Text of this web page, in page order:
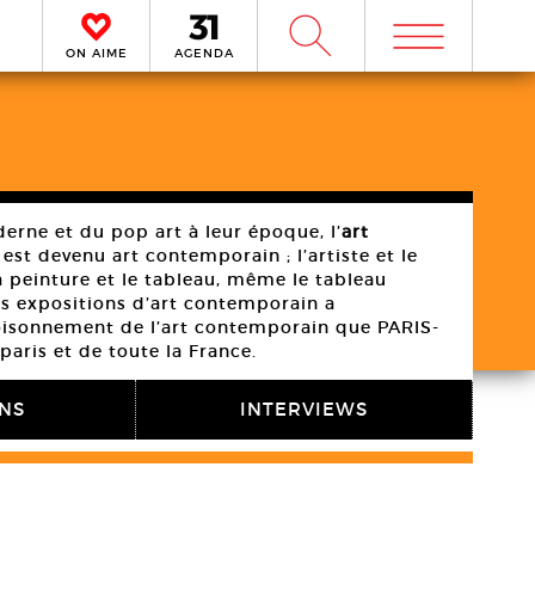
ON AIME AGENDA W m
et du pop art à leur époque, l’art
devenu art contemporain ; l’artiste et le
et le tableau, même le tableau
expositions d’art contemporain a
de l’art contemporain que PARIS-
et de toute la France.
INTERVIEWS